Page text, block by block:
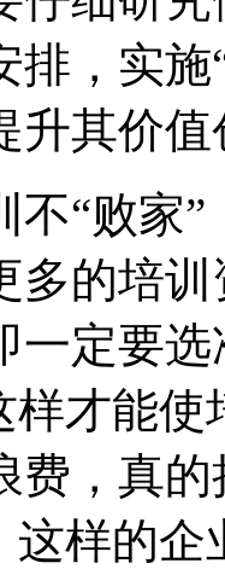
排，实
升其价
“败家”
多的培
一定要
样才能
费，真
这样的